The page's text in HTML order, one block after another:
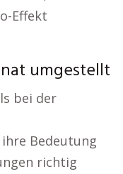
Effekt
umgestellt
bei der
Bedeutung
richtig